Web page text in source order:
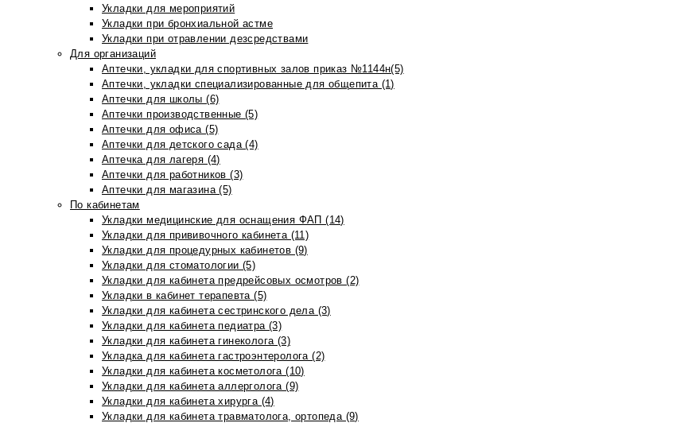
Укладки для мероприятий
Укладки при бронхиальной астме
Укладки при отравлении дезсредствами
Для организаций
Аптечки, укладки для спортивных залов приказ №1144н(5)
Аптечки, укладки специализированные для общепита (1)
Аптечки для школы (6)
Аптечки производственные (5)
Аптечки для офиса (5)
Аптечки для детского сада (4)
Аптечка для лагеря (4)
Аптечки для работников (3)
Аптечки для магазина (5)
По кабинетам
Укладки медицинские для оснащения ФАП (14)
Укладки для прививочного кабинета (11)
Укладки для процедурных кабинетов (9)
Укладки для стоматологии (5)
Укладки для кабинета предрейсовых осмотров (2)
Укладки в кабинет терапевта (5)
Укладки для кабинета сестринского дела (3)
Укладки для кабинета педиатра (3)
Укладки для кабинета гинеколога (3)
Укладка для кабинета гастроэнтеролога (2)
Укладки для кабинета косметолога (10)
Укладки для кабинета аллерголога (9)
Укладки для кабинета хирурга (4)
Укладки для кабинета травматолога, ортопеда (9)